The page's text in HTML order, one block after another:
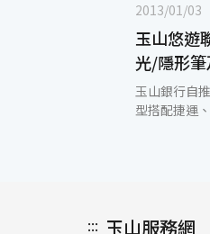
2013/01/03
玉山悠遊
光/隱形
玉山銀行自
型搭配捷運
正義英雄美
::: 玉山服務網